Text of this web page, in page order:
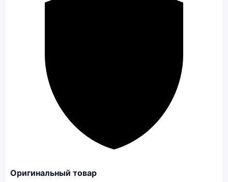
Оригинальный товар